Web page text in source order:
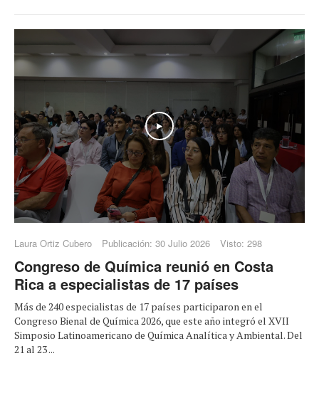
Play
Laura Ortiz Cubero Publicación: 30 Julio 2026 Visto: 298
Congreso de Química reunió en Costa
Rica a especialistas de 17 países
Más de 240 especialistas de 17 países participaron en el
Congreso Bienal de Química 2026, que este año integró el XVII
Simposio Latinoamericano de Química Analítica y Ambiental. Del
21 al 23 ...